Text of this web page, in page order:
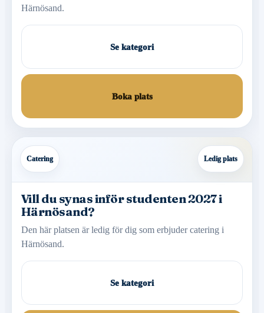
Härnösand.
Se kategori
Boka plats
Catering Ledig plats
Vill du synas inför studenten 2027 i
Härnösand?
Den här platsen är ledig för dig som erbjuder catering i
Härnösand.
Se kategori